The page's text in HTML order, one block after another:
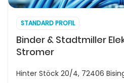
STANDARD PROFIL
Binder & Stadtmiller
Stromer
Hinter Stöck 20/4, 72406